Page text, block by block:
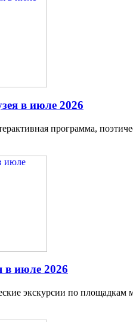
в июле 2026
программа,
в июле 2026
экскурсии по площадкам